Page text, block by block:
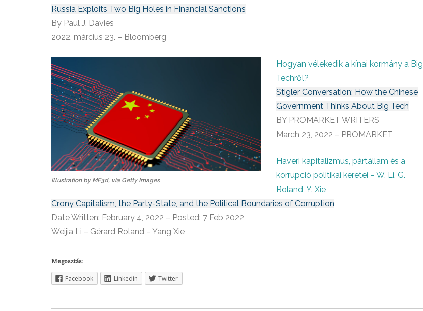
Russia Exploits Two Big Holes in Financial Sanctions
By Paul J. Davies
2022. március 23. – Bloomberg
Illustration by MF3d, via Getty Images
Hogyan vélekedik a kínai kormány a Big
Techről?
Stigler Conversation: How the Chinese
Government Thinks About Big Tech
BY PROMARKET WRITERS
March 23, 2022 – PROMARKET
Haveri kapitalizmus, pártállam és a
korrupció politikai keretei – W. Li, G.
Roland, Y. Xie
Crony Capitalism, the Party-State, and the Political Boundaries of Corruption
Date Written: February 4, 2022 – Posted: 7 Feb 2022
Weijia Li – Gérard Roland – Yang Xie
Megosztás:
Facebook Linkedin Twitter